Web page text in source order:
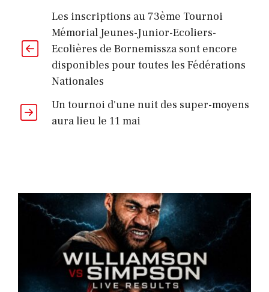
Les inscriptions au 73ème Tournoi
Mémorial Jeunes-Junior-Ecoliers-
Ecolières de Bornemissza sont encore
disponibles pour toutes les Fédérations
Nationales
Un tournoi d'une nuit des super-moyens
aura lieu le 11 mai